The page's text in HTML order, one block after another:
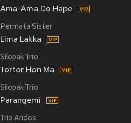
Ama-Ama Do Hape
Permata Sister
Lima Lakka
Silopak Trio
Tortor Hon Ma
Silopak Trio
Parangemi
Trio Aridos